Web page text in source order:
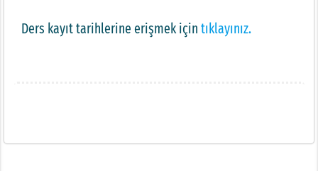
Ders kayıt tarihlerine erişmek için tıklayınız.